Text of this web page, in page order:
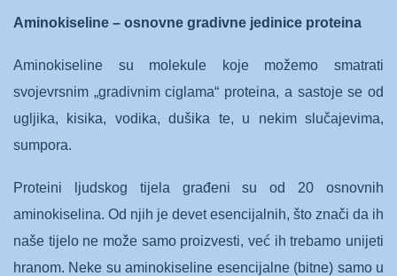
Aminokiseline – osnovne gradivne jedinice proteina
Aminokiseline su molekule koje možemo smatrati
svojevrsnim „gradivnim ciglama“ proteina, a sastoje se od
ugljika, kisika, vodika, dušika te, u nekim slučajevima,
sumpora.
Proteini ljudskog tijela građeni su od 20 osnovnih
aminokiselina. Od njih je devet esencijalnih, što znači da ih
naše tijelo ne može samo proizvesti, već ih trebamo unijeti
hranom. Neke su aminokiseline esencijalne (bitne) samo u